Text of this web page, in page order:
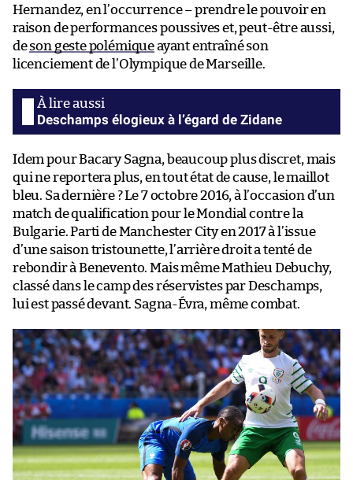
Hernandez, en l’occurrence – prendre le pouvoir en
raison de performances poussives et, peut-être aussi,
deson geste polémiqueayant entraîné son
licenciement de l’Olympique de Marseille.
Deschamps élogieux à l’égard de Zidane
Idem pour Bacary Sagna, beaucoup plus discret, mais
qui ne reportera plus, en tout état de cause, le maillot
bleu. Sa dernière ? Le 7 octobre 2016, à l’occasion d’un
match de qualification pour le Mondial contre la
Bulgarie. Parti de Manchester City en 2017 à l’issue
d’une saison tristounette, l’arrière droit a tenté de
rebondir à Benevento. Mais même Mathieu Debuchy,
classé dans le camp des réservistes par Deschamps,
lui est passé devant. Sagna-Évra, même combat.